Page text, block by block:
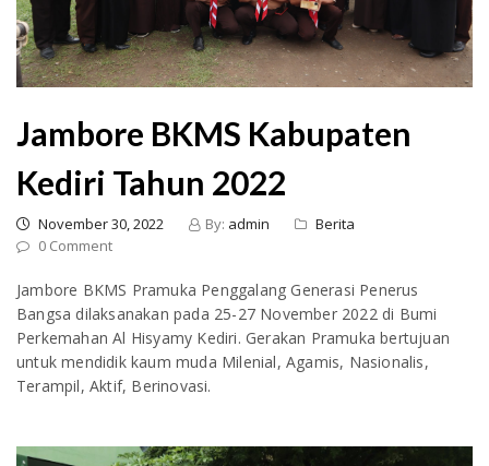
Jambore BKMS Kabupaten
Kediri Tahun 2022
November 30, 2022 By: admin
Berita
0 Comment
Jambore BKMS Pramuka Penggalang Generasi Penerus
Bangsa dilaksanakan pada 25-27 November 2022 di Bumi
Perkemahan Al Hisyamy Kediri. Gerakan Pramuka bertujuan
untuk mendidik kaum muda Milenial, Agamis, Nasionalis,
Terampil, Aktif, Berinovasi.